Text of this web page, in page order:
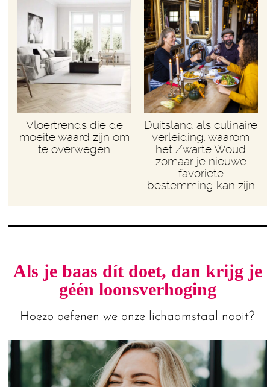
Vloertrends die de
moeite waard zijn om
te overwegen
Duitsland als culinaire
verleiding: waarom
het Zwarte Woud
zomaar je nieuwe
favoriete
bestemming kan zijn
Als je baas dít doet, dan krijg je
géén loonsverhoging
Hoezo oefenen we onze lichaamstaal nooit?